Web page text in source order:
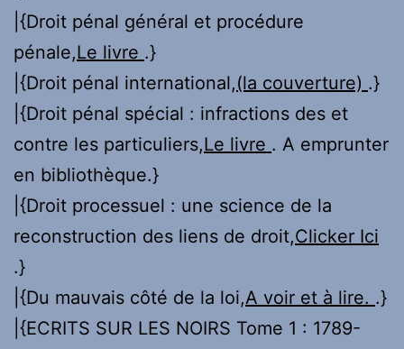
|{Droit pénal général et procédure
pénale,Le livre .}
|{Droit pénal international,(la couverture) .}
|{Droit pénal spécial : infractions des et
contre les particuliers,Le livre . A emprunter
en bibliothèque.}
|{Droit processuel : une science de la
reconstruction des liens de droit,Clicker Ici
.}
|{Du mauvais côté de la loi,A voir et à lire. .}
|{ECRITS SUR LES NOIRS Tome 1 : 1789-